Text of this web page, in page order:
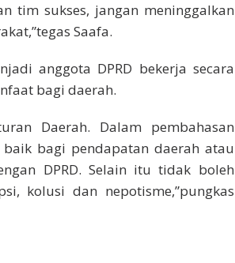
tim sukses, jangan meninggalkan
Saafa.
anggota DPRD bekerja secara
bagi daerah.
Daerah. Dalam pembahasan
bagi pendapatan daerah atau
DPRD. Selain itu tidak boleh
kolusi dan nepotisme,”pungkas